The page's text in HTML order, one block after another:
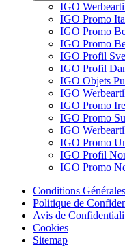
IGO
IGO Promo
IGO Promo
IGO Promo
IGO Profil
IGO Profil
IGO Objets
IGO
IGO Promo
IGO Promo
IGO
IGO Promo
IGO Profil
IGO Promo
Conditions Générales
Politique de
Avis de
Cookies
Sitemap